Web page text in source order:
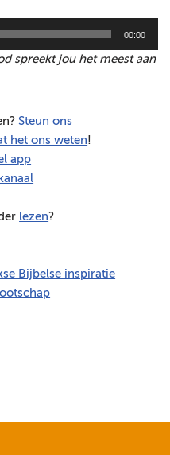
00:00
spreekt jou het meest aan
Steun ons
het ons weten!
app
lezen?
Bijbelse inspiratie